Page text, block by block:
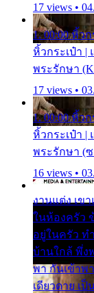
17 views •
1. 00:00 หิ้วก
หิ้วกระเป๋า |
พระรักษา
17 views •
1. 00:00 หิ้วก
หิ้วกระเป๋า |
พระรักษา (
16 views •
งานแต่ง เข
ในห้องครัว
อยู่ในครัว ท
บ้านใกล้ พึ่ง
พา กันเข้าพ
เดียวดาย เ